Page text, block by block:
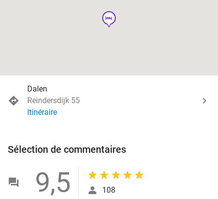
hotel
Dalen
Reindersdijk 55
Itinéraire
Sélection de commentaires
9,5 108